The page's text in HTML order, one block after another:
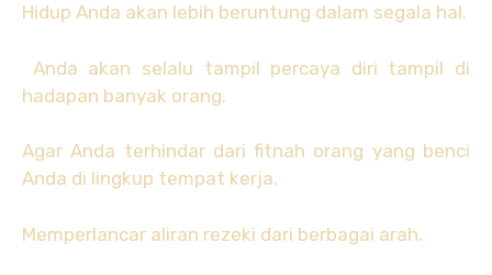
Hidup Anda akan lebih beruntung dalam segala hal.
Anda akan selalu tampil percaya diri tampil di
hadapan banyak orang.
Agar Anda terhindar dari fitnah orang yang benci
Anda di lingkup tempat kerja.
Memperlancar aliran rezeki dari berbagai arah.